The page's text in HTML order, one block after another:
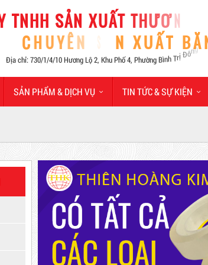
SẢN PHẨM & DỊCH VỤ TIN TỨC & SỰ KIỆN
Hot